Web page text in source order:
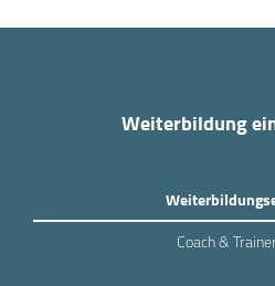
Weiterbildung
Coach &